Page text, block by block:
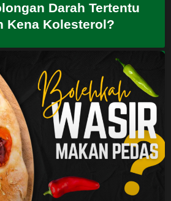
Darah Tertentu
Kena Kolesterol?